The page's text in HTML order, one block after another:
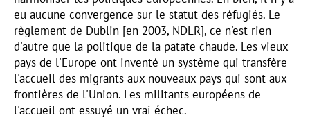
eu aucune convergence sur le statut des réfugiés. Le
règlement de Dublin [en 2003, NDLR], ce n'est rien
d'autre que la politique de la patate chaude. Les vieux
pays de l'Europe ont inventé un système qui transfère
l'accueil des migrants aux nouveaux pays qui sont aux
frontières de l'Union. Les militants européens de
l'accueil ont essuyé un vrai échec.